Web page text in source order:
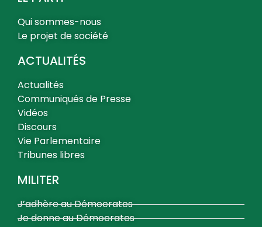
Qui sommes-nous
Le projet de société
ACTUALITÉS
Actualités
Communiqués de Presse
Vidéos
Discours
Vie Parlementaire
Tribunes libres
MILITER
J’adhère au Démocrates
Je donne au Démocrates